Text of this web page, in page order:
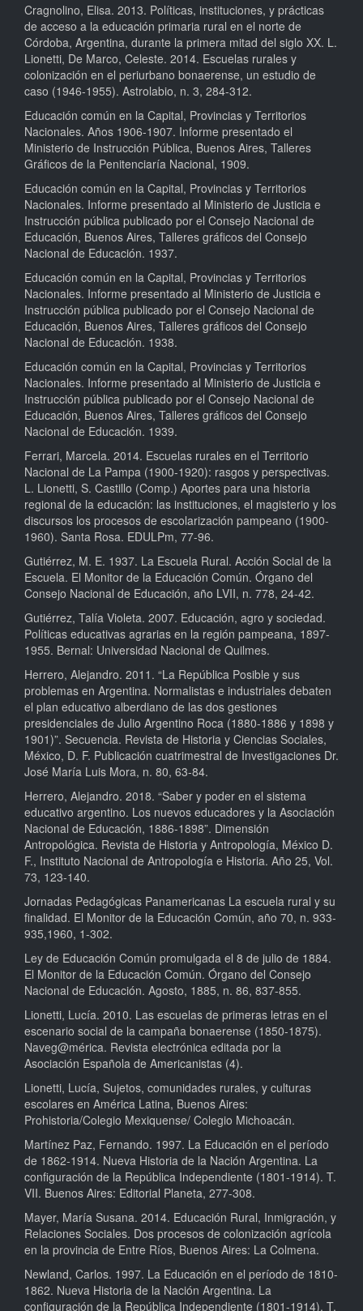
Cragnolino, Elisa. 2013. Políticas, instituciones, y prácticas
de acceso a la educación primaria rural en el norte de
Córdoba, Argentina, durante la primera mitad del siglo XX. L.
Lionetti, De Marco, Celeste. 2014. Escuelas rurales y
colonización en el periurbano bonaerense, un estudio de
caso (1946-1955). Astrolabio, n. 3, 284-312.
Educación común en la Capital, Provincias y Territorios
Nacionales. Años 1906-1907. Informe presentado el
Ministerio de Instrucción Pública, Buenos Aires, Talleres
Gráficos de la Penitenciaría Nacional, 1909.
Educación común en la Capital, Provincias y Territorios
Nacionales. Informe presentado al Ministerio de Justicia e
Instrucción pública publicado por el Consejo Nacional de
Educación, Buenos Aires, Talleres gráficos del Consejo
Nacional de Educación. 1937.
Educación común en la Capital, Provincias y Territorios
Nacionales. Informe presentado al Ministerio de Justicia e
Instrucción pública publicado por el Consejo Nacional de
Educación, Buenos Aires, Talleres gráficos del Consejo
Nacional de Educación. 1938.
Educación común en la Capital, Provincias y Territorios
Nacionales. Informe presentado al Ministerio de Justicia e
Instrucción pública publicado por el Consejo Nacional de
Educación, Buenos Aires, Talleres gráficos del Consejo
Nacional de Educación. 1939.
Ferrari, Marcela. 2014. Escuelas rurales en el Territorio
Nacional de La Pampa (1900-1920): rasgos y perspectivas.
L. Lionetti, S. Castillo (Comp.) Aportes para una historia
regional de la educación: las instituciones, el magisterio y los
discursos los procesos de escolarización pampeano (1900-
1960). Santa Rosa. EDULPm, 77-96.
Gutiérrez, M. E. 1937. La Escuela Rural. Acción Social de la
Escuela. El Monitor de la Educación Común. Órgano del
Consejo Nacional de Educación, año LVII, n. 778, 24-42.
Gutiérrez, Talía Violeta. 2007. Educación, agro y sociedad.
Políticas educativas agrarias en la región pampeana, 1897-
1955. Bernal: Universidad Nacional de Quilmes.
Herrero, Alejandro. 2011. “La República Posible y sus
problemas en Argentina. Normalistas e industriales debaten
el plan educativo alberdiano de las dos gestiones
presidenciales de Julio Argentino Roca (1880-1886 y 1898 y
1901)”. Secuencia. Revista de Historia y Ciencias Sociales,
México, D. F. Publicación cuatrimestral de Investigaciones Dr.
José María Luis Mora, n. 80, 63-84.
Herrero, Alejandro. 2018. “Saber y poder en el sistema
educativo argentino. Los nuevos educadores y la Asociación
Nacional de Educación, 1886-1898”. Dimensión
Antropológica. Revista de Historia y Antropología, México D.
F., Instituto Nacional de Antropología e Historia. Año 25, Vol.
73, 123-140.
Jornadas Pedagógicas Panamericanas La escuela rural y su
finalidad. El Monitor de la Educación Común, año 70, n. 933-
935,1960, 1-302.
Ley de Educación Común promulgada el 8 de julio de 1884.
El Monitor de la Educación Común. Órgano del Consejo
Nacional de Educación. Agosto, 1885, n. 86, 837-855.
Lionetti, Lucía. 2010. Las escuelas de primeras letras en el
escenario social de la campaña bonaerense (1850-1875).
Naveg@mérica. Revista electrónica editada por la
Asociación Española de Americanistas (4).
Lionetti, Lucía, Sujetos, comunidades rurales, y culturas
escolares en América Latina, Buenos Aires:
Prohistoria/Colegio Mexiquense/ Colegio Michoacán.
Martínez Paz, Fernando. 1997. La Educación en el período
de 1862-1914. Nueva Historia de la Nación Argentina. La
configuración de la República Independiente (1801-1914). T.
VII. Buenos Aires: Editorial Planeta, 277-308.
Mayer, María Susana. 2014. Educación Rural, Inmigración, y
Relaciones Sociales. Dos procesos de colonización agrícola
en la provincia de Entre Ríos, Buenos Aires: La Colmena.
Newland, Carlos. 1997. La Educación en el período de 1810-
1862. Nueva Historia de la Nación Argentina. La
configuración de la República Independiente (1801-1914). T.